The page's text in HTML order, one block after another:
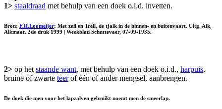
1> staaldraad met behulp van een doek o.i.d. invetten.
Bron: F.R.Loomeijer: Met zeil en Treil, de tjalk in de binnen- en buitenvaart. Uitg. Alk,
Alkmaar. 2de druk 1999 | Weekblad Schuttevaer, 07-09-1935.
2> op het staande want, met behulp van een doek o.i.d., harpuis,
bruine of zwarte teerof één of ander mengsel, aanbrengen.
De doek die men voor het lapzalven gebruikt noemt men de smeerlap.